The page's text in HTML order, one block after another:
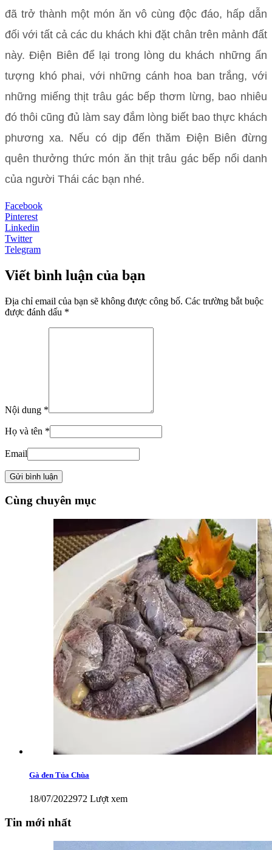
đã trở thành một món ăn vô cùng độc đáo, hấp dẫn
đối với tất cả các du khách khi đặt chân trên mảnh đất
này. Điện Biên để lại trong lòng du khách những ấn
tượng khó phai, với những cánh hoa ban trắng, với
những miếng thịt trâu gác bếp thơm lừng, bao nhiêu
đó thôi cũng đủ làm say đắm lòng biết bao thực khách
phương xa. Nếu có dịp đến thăm Điện Biên đừng
quên thưởng thức món ăn thịt trâu gác bếp nổi danh
của người Thái các bạn nhé.
Facebook
Pinterest
Linkedin
Twitter
Telegram
Viết bình luận của bạn
Địa chỉ email của bạn sẽ không được công bố. Các trường bắt buộc
được đánh dấu *
Nội dung *
Họ và tên *
Email
Cùng chuyên mục
Gà đen Tủa Chùa
18/07/2022972 Lượt xem
Tin mới nhất